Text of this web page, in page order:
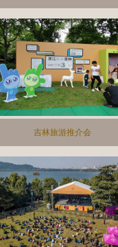
吉林旅游推介会